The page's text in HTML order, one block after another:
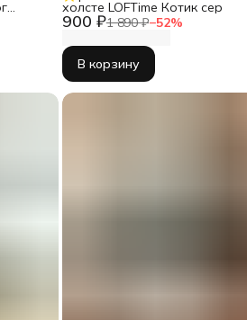
900 ₽1 890 ₽−52%
холсте LOFTime Котик сер
В корзину